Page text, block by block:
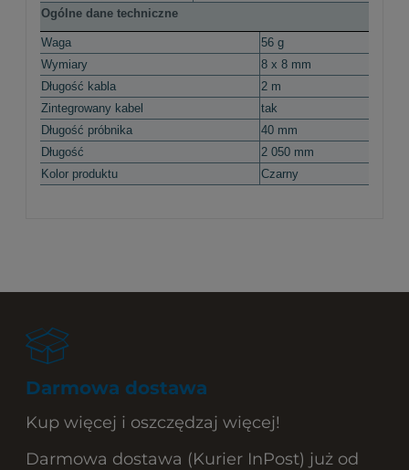
Ogólne dane techniczne
Waga
56 g
Wymiary
8 x 8 mm
Długość kabla
2 m
Zintegrowany kabel
tak
Długość próbnika
40 mm
Długość
2 050 mm
Kolor produktu
Czarny
Darmowa dostawa
Kup więcej i oszczędzaj więcej!
Darmowa dostawa (Kurier InPost) już od